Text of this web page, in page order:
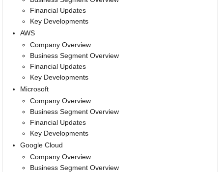
Financial Updates
Key Developments
AWS
Company Overview
Business Segment Overview
Financial Updates
Key Developments
Microsoft
Company Overview
Business Segment Overview
Financial Updates
Key Developments
Google Cloud
Company Overview
Business Segment Overview